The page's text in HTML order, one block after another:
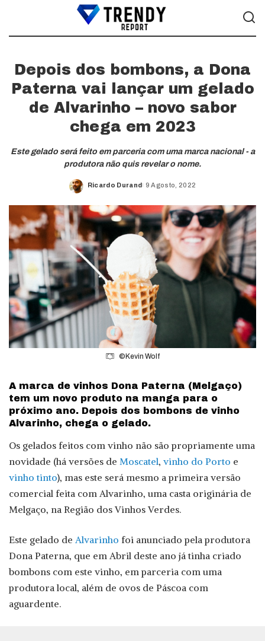
Depois dos bombons, a Dona
Paterna vai lançar um gelado
de Alvarinho – novo sabor
chega em 2023
Este gelado será feito em parceria com uma marca nacional - a
produtora não quis revelar o nome.
Posted
Ricardo Durand 9 Agosto, 2022
©Kevin Wolf
A marca de vinhos Dona Paterna (Melgaço)
tem um novo produto na manga para o
próximo ano. Depois dos bombons de vinho
Alvarinho, chega o gelado.
Os gelados feitos com vinho não são propriamente uma
novidade (há versões de Moscatel, vinho do Porto e
vinho tinto), mas este será mesmo a primeira versão
comercial feita com Alvarinho, uma casta originária de
Melgaço, na Região dos Vinhos Verdes.
Este gelado de Alvarinho foi anunciado pela produtora
Dona Paterna, que em Abril deste ano já tinha criado
bombons com este vinho, em parceria com uma
produtora local, além de ovos de Páscoa com
aguardente.